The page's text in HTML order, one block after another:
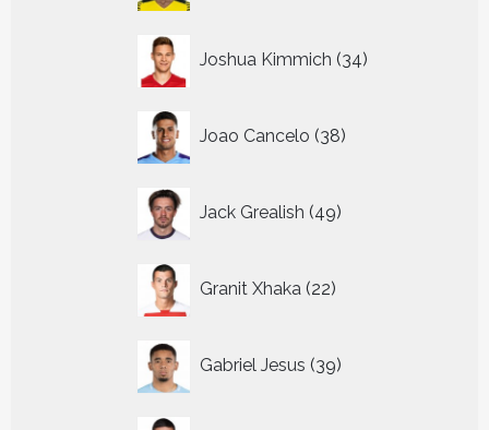
Joshua Kimmich 34
producten
Joao Cancelo 38
producten
Jack Grealish 49
producten
Granit Xhaka 22
producten
Gabriel Jesus 39
producten